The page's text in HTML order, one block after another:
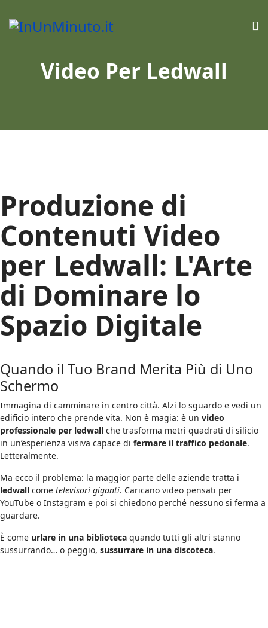
Video Per Ledwall
Produzione di
Contenuti Video
per Ledwall: L'Arte
di Dominare lo
Spazio Digitale
Quando il Tuo Brand Merita Più di Uno
Schermo
Immagina di camminare in centro città. Alzi lo sguardo e vedi un
edificio intero che prende vita. Non è magia: è un video
professionale per ledwall che trasforma metri quadrati di silicio
in un’esperienza visiva capace di fermare il traffico pedonale.
Letteralmente.
Ma ecco il problema: la maggior parte delle aziende tratta i
ledwall come televisori giganti. Caricano video pensati per
YouTube o Instagram e poi si chiedono perché nessuno si ferma a
guardare.
È come urlare in una biblioteca quando tutti gli altri stanno
sussurrando… o peggio, sussurrare in una discoteca.